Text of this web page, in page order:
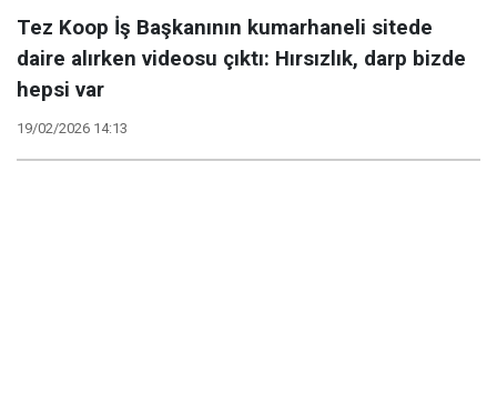
Tez Koop İş Başkanının kumarhaneli sitede
daire alırken videosu çıktı: Hırsızlık, darp bizde
hepsi var
19/02/2026 14:13